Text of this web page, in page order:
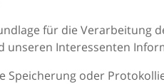
für die Verarbeitung
unseren Interessenten
Speicherung oder